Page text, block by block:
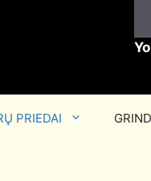
PRIEDAI